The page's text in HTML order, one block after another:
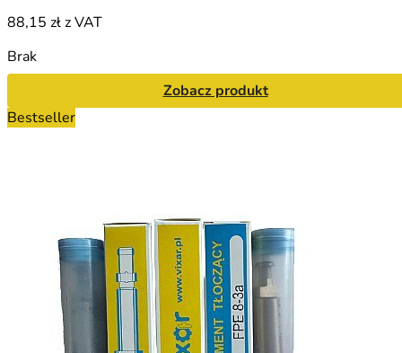
88,15 złz VAT
Brak
Zobacz produkt
Bestseller